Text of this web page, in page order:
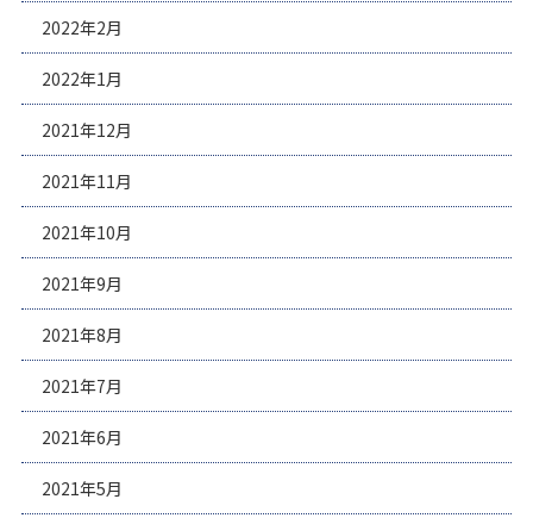
2022年2月
2022年1月
2021年12月
2021年11月
2021年10月
2021年9月
2021年8月
2021年7月
2021年6月
2021年5月